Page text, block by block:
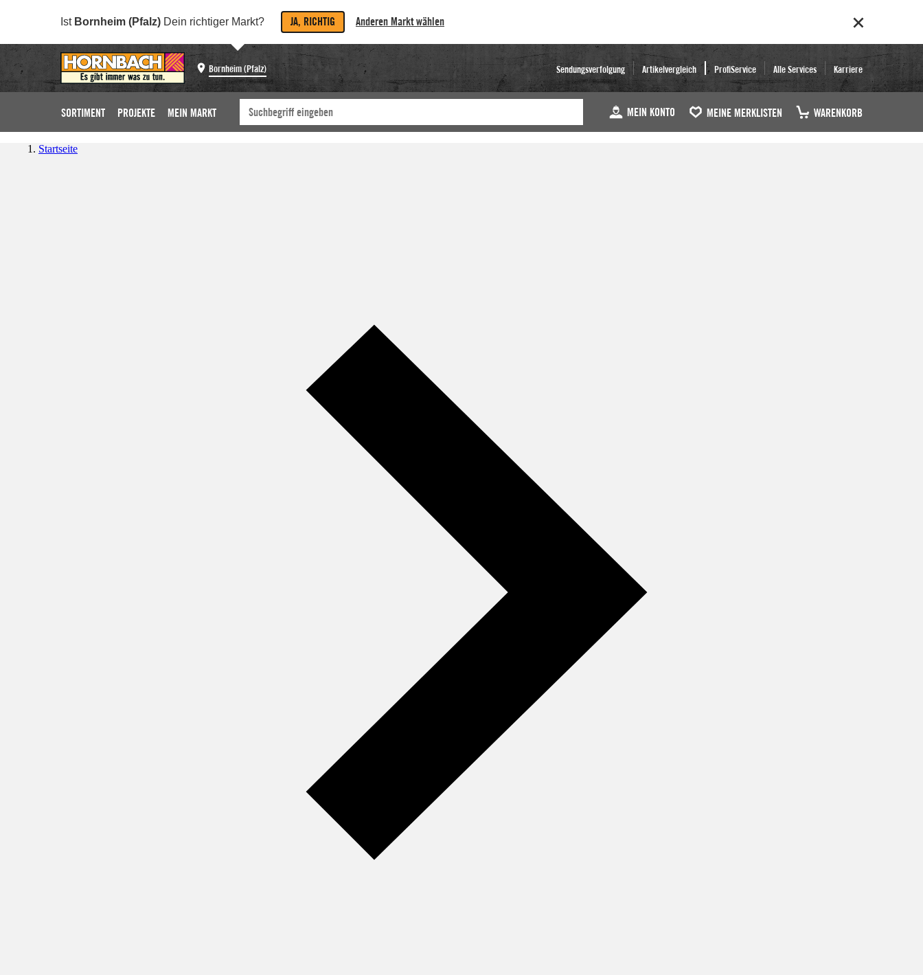
Ist Bornheim (Pfalz) Dein richtiger Markt? JA, RICHTIG Anderen Markt wählen
Bornheim (Pfalz) Sendungsverfolgung Artikelvergleich ProfiService Alle Services Karriere
SORTIMENT PROJEKTE MEIN MARKT MEIN KONTO MEINE MERKLISTEN WARENKORB
Startseite